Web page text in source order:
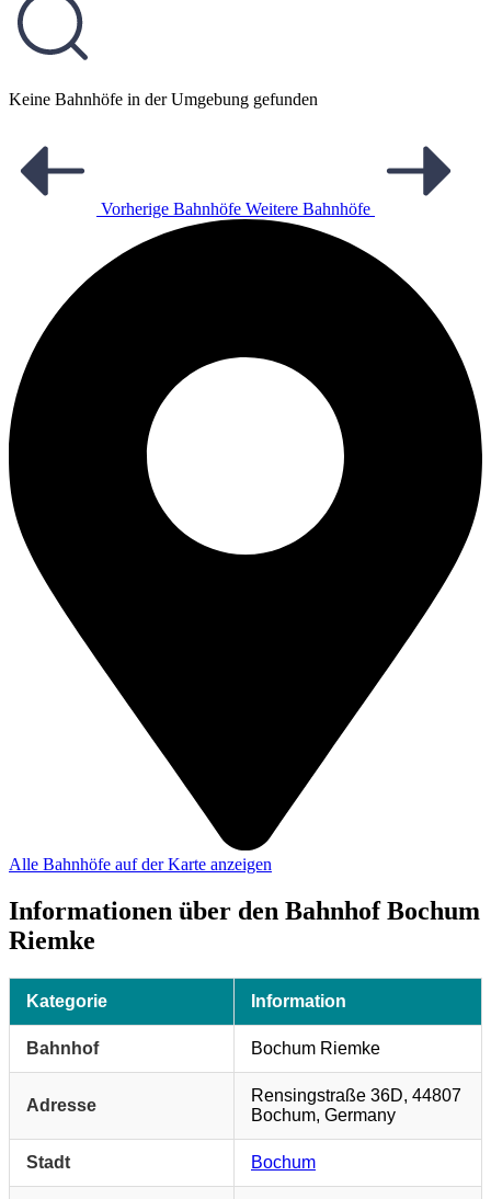
Keine Bahnhöfe in der Umgebung gefunden
Vorherige Bahnhöfe Weitere Bahnhöfe
Alle Bahnhöfe auf der Karte anzeigen
Informationen über den Bahnhof Bochum
Riemke
Kategorie Information
Bahnhof Bochum Riemke
Adresse
Rensingstraße 36D, 44807
Bochum, Germany
Stadt Bochum